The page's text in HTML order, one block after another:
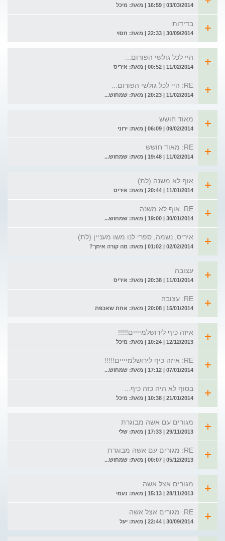
03/03/2014 | 16:59 | מאת: מיכל
בדידות
30/09/2014 | 22:33 | מאת: חסוי
היי לכל גולשי הפורום...
11/02/2014 | 00:52 | מאת: איריס
RE: היי לכל גולשי הפורום...
11/02/2014 | 20:23 | מאת: שמחוש...
מאוד חושש
09/02/2014 | 06:09 | מאת: ירוני
RE: מאוד חושש
11/02/2014 | 19:48 | מאת: שמחוש...
אוף לא משנה (לת)
11/01/2014 | 20:44 | מאת: איריס
RE: אוף לא משנה
30/01/2014 | 19:00 | מאת: שמחוש...
איריס, נשמה, ספרי לנו משו מעניין (לת)
02/02/2014 | 01:02 | מאת: מה קורה איתך?
עצובה
11/01/2014 | 20:38 | מאת: איריס
RE: עצובה
15/01/2014 | 20:08 | מאת: אחת שאכפת
איזה כיף לירושלמיייים!!!!!
12/12/2013 | 10:24 | מאת: מיכל
RE: איזה כיף לירושלמיייים!!!!!
07/01/2014 | 17:12 | מאת: שמחוש...
בסוף לא היה כזה כיף...
21/01/2014 | 10:38 | מאת: מיכל
מגורים עם אשה מבוגרת
29/11/2013 | 17:33 | מאת: שלי
RE: מגורים עם אשה מבוגרת
05/12/2013 | 00:07 | מאת: שמחוש...
מגורים אצל אשה
28/11/2013 | 15:13 | מאת: נעמי
RE: מגורים אצל אשה
30/09/2014 | 22:44 | מאת: יעל